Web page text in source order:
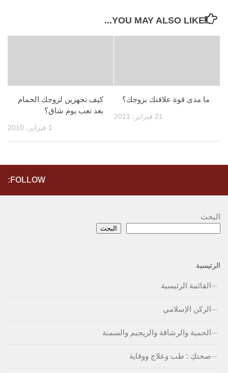
YOU MAY ALSO LIKE...
كيف تجهزين لزوجك الحمام
بعد تعب يوم شاق؟
1 فبراير، 2010
ما مدى قوة علاقتك بزوجك؟
21 فبراير، 2011
FOLLOW:
البحث
البحث
الرئيسية
القائمة الرئيسية
الركن الإسلامي
الحمية والرشاقة والريجيم والسمنة
صحتكِ : طب وعلاج ووقاية